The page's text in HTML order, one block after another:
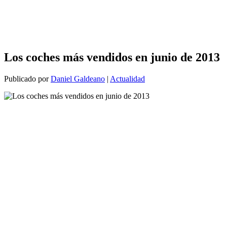
Los coches más vendidos en junio de 2013
Publicado porDaniel Galdeano | Actualidad